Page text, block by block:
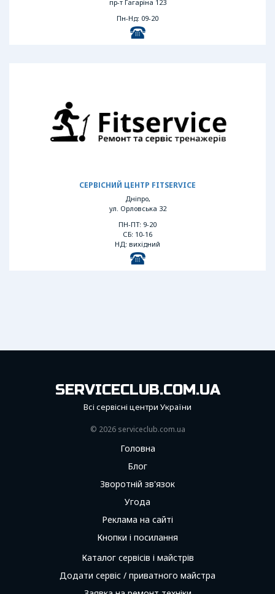
пр-т Гагаріна 123
Пн-Нд: 09-20
СЕРВІСНИЙ ЦЕНТР FITSERVICE
Дніпро,
ул. Орловська 32
ПН-ПТ: 9-20
СБ: 10-16
НД: вихідний
SERVICECLUB.COM.UA
Всі сервісні центри України
© 2026 serviceсlub.com.ua
Головна
Блог
Зворотній зв'язок
Угода
Реклама на сайті
Кнопки і посилання
Каталог сервісів і майстрів
Додати сервіс / приватного майстра